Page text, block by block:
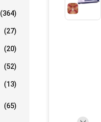
(364)
(27)
(20)
(52)
(13)
(65)